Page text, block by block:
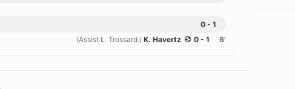
0 - 1
6'
0 - 1
(Assist L. Trossard.) K. Havertz